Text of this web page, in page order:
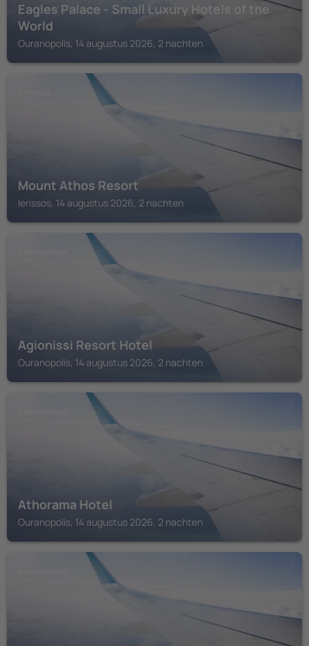
Eagles Palace - Small Luxury Hotels of the
World
Ouranopolis, 14 augustus 2026, 2 nachten
Mount Athos Resort
Ierissos, 14 augustus 2026, 2 nachten
Agionissi Resort Hotel
Ouranopolis, 14 augustus 2026, 2 nachten
Athorama Hotel
Ouranopolis, 14 augustus 2026, 2 nachten